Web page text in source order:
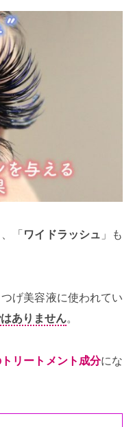
「ワイドラッシュ 」も
げ美容液に使われてい
ありません。
リートメント成分にな